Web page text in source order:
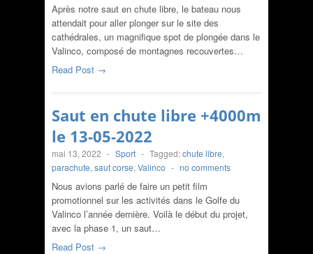
Après notre saut en chute libre, le bateau nous
attendait pour aller plonger sur le site des
cathédrales, un magnifique spot de plongée dans le
Valinco, composé de montagnes recouvertes…
Read Post →
Saut en chute libre +4000m
le 13-05-2022
mai 13, 2022 - Sport - Tagged:chute libre,
parachute, saut corse, Valinco - no comments
Nous avions parlé de faire un petit film
promotionnel sur les activités dans le Golfe du
Valinco l’année dernière. Voilà le début du projet,
avec la phase 1, un saut…
Read Post →